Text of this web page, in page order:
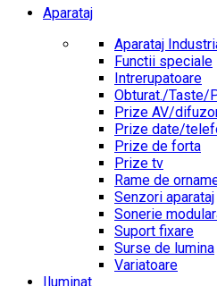
Aparataj
Aparataj
Functii speciale
Intrerupatoare
Obturat./Taste/
Prize AV/
Prize date/
Prize de forta
Prize tv
Rame de
Senzori aparataj
Sonerie
Suport fixare
Surse de lumina
Variatoare
Iluminat